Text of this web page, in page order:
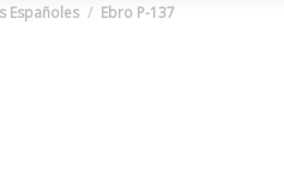
Españoles Ebro P-137